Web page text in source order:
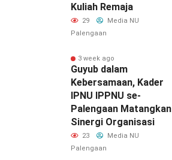
Kuliah Remaja
29
Media NU
Palengaan
3 week ago
Guyub dalam
Kebersamaan, Kader
IPNU IPPNU se-
Palengaan Matangkan
Sinergi Organisasi
23
Media NU
Palengaan